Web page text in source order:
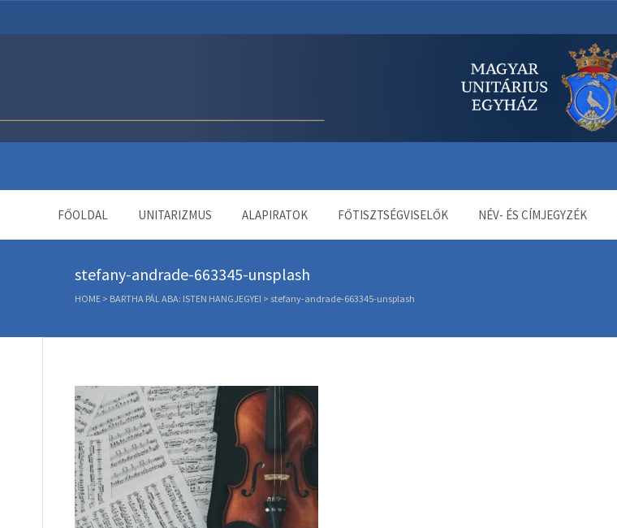
FŐOLDAL UNITARIZMUS ALAPIRATOK FŐTISZTSÉGVISELŐK NÉV- ÉS CÍMJEGYZÉK
stefany-andrade-663345-unsplash
HOME > BARTHA PÁL ABA: ISTEN HANGJEGYEI > stefany-andrade-663345-unsplash